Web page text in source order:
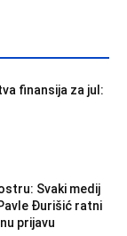
finansija za jul:
Svaki medij
Đurišić ratni
prijavu